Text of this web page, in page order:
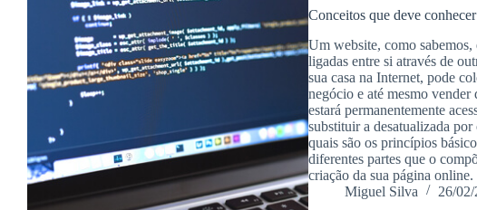
Conceitos que deve
Um website, como
ligadas entre si através de
sua casa na Internet, pode
negócio e até mesmo vender
estará permanentemente
substituir a desatualizada
quais são os princípios
diferentes partes que o
criação da sua página online.
Miguel Silva
26/